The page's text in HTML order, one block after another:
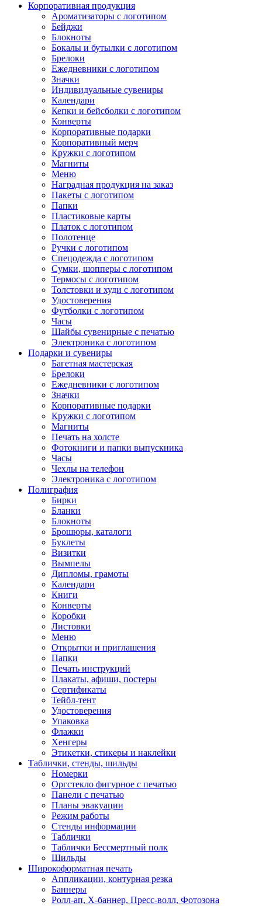
Корпоративная продукция
Ароматизаторы с логотипом
Бейджи
Блокноты
Бокалы и бутылки с логотипом
Брелоки
Ежедневники с логотипом
Значки
Индивидуальные сувениры
Календари
Кепки и бейсболки с логотипом
Конверты
Корпоративные подарки
Корпоративный мерч
Кружки с логотипом
Магниты
Меню
Наградная продукция на заказ
Пакеты с логотипом
Папки
Пластиковые карты
Платок с логотипом
Полотенце
Ручки с логотипом
Спецодежда с логотипом
Сумки, шопперы с логотипом
Термосы с логотипом
Толстовки и худи с логотипом
Удостоверения
Футболки с логотипом
Часы
Шайбы сувенирные с печатью
Электроника с логотипом
Подарки и сувениры
Багетная мастерская
Брелоки
Ежедневники с логотипом
Значки
Корпоративные подарки
Кружки с логотипом
Магниты
Печать на холсте
Фотокниги и папки выпускника
Часы
Чехлы на телефон
Электроника с логотипом
Полиграфия
Бирки
Бланки
Блокноты
Брошюры, каталоги
Буклеты
Визитки
Вымпелы
Дипломы, грамоты
Календари
Книги
Конверты
Коробки
Листовки
Меню
Открытки и приглашения
Папки
Печать инструкций
Плакаты, афиши, постеры
Сертификаты
Тейбл-тент
Удостоверения
Упаковка
Флажки
Хенгеры
Этикетки, стикеры и наклейки
Таблички, стенды, шильды
Номерки
Оргстекло фигурное с печатью
Панели с печатью
Планы эвакуации
Режим работы
Стенды информации
Таблички
Таблички Бессмертный полк
Шильды
Широкоформатная печать
Аппликации, контурная резка
Баннеры
Ролл-ап, X-баннер, Пресс-волл, Фотозона